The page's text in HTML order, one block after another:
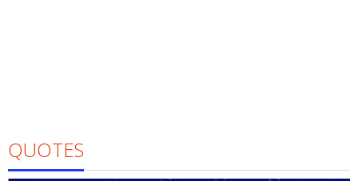
QUOTES